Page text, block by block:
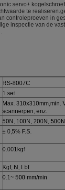
servo+
te
controleproeven in
inspectie van de
RS-8007C
1 set
Max. 310x310mm,min.
scannerpen, enz.
50N, 100N, 200N,
± 0,5% F.S.
0.001kgf
Kgf, N, Lbf
0.1~ 500 mm/min